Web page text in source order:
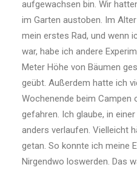
aufgewachsen bin. Wir
im Garten austoben. Im
mein erstes Rad, und wenn
war, habe ich andere
Meter Höhe von Bäumen
geübt. Außerdem hatte ich
Wochenende beim
gefahren. Ich glaube, in
anders verlaufen. Vielleicht
getan. So konnte ich meine
Nirgendwo loswerden. Das